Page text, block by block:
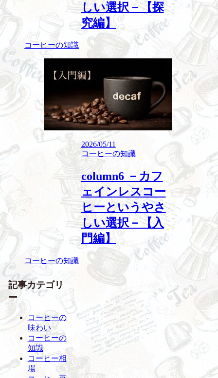
しい選択－【探
究編】
コーヒーの知識
2026/05/11
コーヒーの知識
column6 －カフ
ェインレスコー
ヒーというやさ
しい選択－【入
門編】
コーヒーの知識
記事カテゴリ
ー
コーヒーの
味わい
コーヒーの
知識
コーヒー相
場